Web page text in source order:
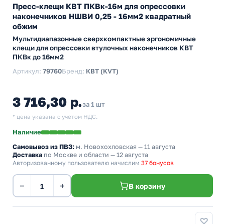
Пресс-клещи КВТ ПКВк-16м для опрессовки
наконечников НШВИ 0,25 - 16мм2 квадратный
обжим
Мультидиапазонные сверхкомпактные эргономичные
клещи для опрессовки втулочных наконечников КВТ
ПКВк до 16мм2
Артикул: 79760Бренд: КВТ (KVT)
3 716,30 р.за 1 шт
* цена указана с учетом НДС.
Наличие
Самовывоз из ПВЗ: м. Новохохловская — 11 августа
Доставка по Москве и области — 12 августа
Авторизованному пользователю начислим 37 бонусов
− + В корзину